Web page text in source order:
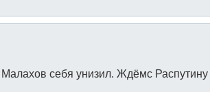
себя унизил. Ждёмс Распутину